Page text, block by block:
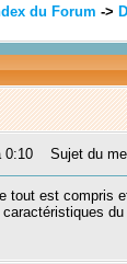
du Forum ->
0:10 Sujet du
tout est compris